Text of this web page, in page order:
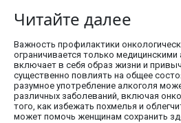
Читайте далее
Важность профилактики
ограничивается только
включает в себя образ жизни и
существенно повлиять на общее
разумное употребление алкоголя
различных заболеваний, включая
того, как избежать похмелья и
может помочь женщинам сохранить